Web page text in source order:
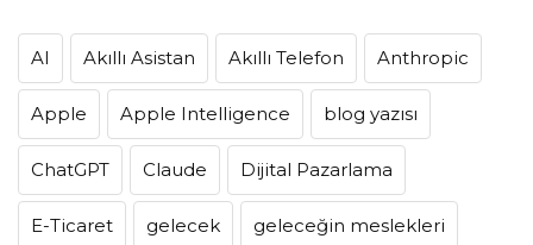
AI Akıllı Asistan Akıllı Telefon Anthropic
Apple Apple Intelligence blog yazısı
ChatGPT Claude Dijital Pazarlama
E-Ticaret gelecek geleceğin meslekleri